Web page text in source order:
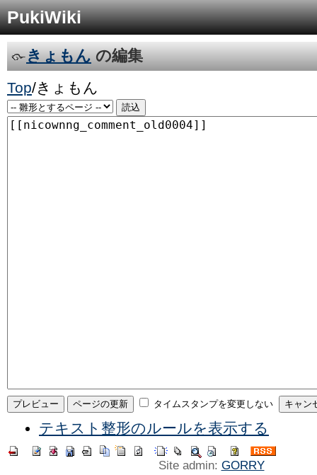
PukiWiki
きょもんの編集
Top/きょもん
タイムスタンプを変更しない
テキスト整形のルールを表示する
Site admin: GORRY